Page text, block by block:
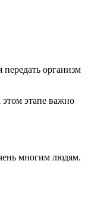
организм
этапе важно
многим людям.